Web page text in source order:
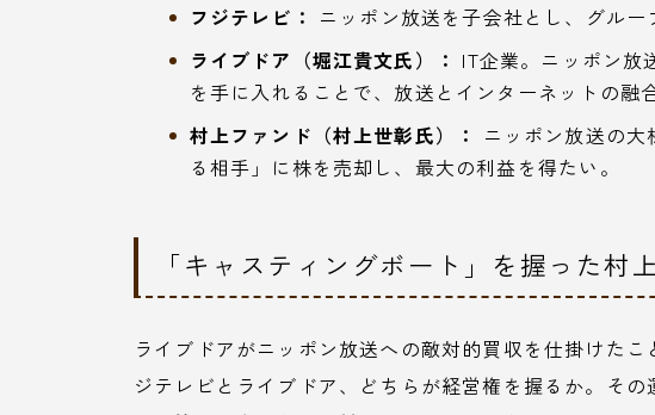
フジテレビ： ニッポン放送を子会社とし、グルー
ライブドア（堀江貴文氏）： IT企業。ニッポン放
を手に入れることで、放送とインターネットの融
村上ファンド（村上世彰氏）：
ニッポン放送の
る相手」に株を売却し、最大の利益を得たい。
「キャスティングボート」を握った村
ライブドアがニッポン放送への敵対的買収を仕掛けた
ジテレビとライブドア、どちらが経営権を握るか。そ